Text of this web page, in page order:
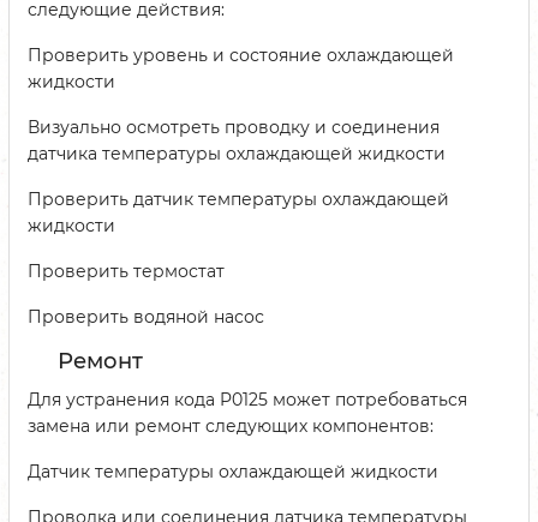
следующие действия:
Проверить уровень и состояние охлаждающей
жидкости
Визуально осмотреть проводку и соединения
датчика температуры охлаждающей жидкости
Проверить датчик температуры охлаждающей
жидкости
Проверить термостат
Проверить водяной насос
Ремонт
Для устранения кода P0125 может потребоваться
замена или ремонт следующих компонентов:
Датчик температуры охлаждающей жидкости
Проводка или соединения датчика температуры